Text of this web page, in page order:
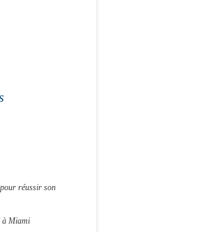
réussir son
à Miami